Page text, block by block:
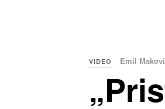
VIDEO Emil